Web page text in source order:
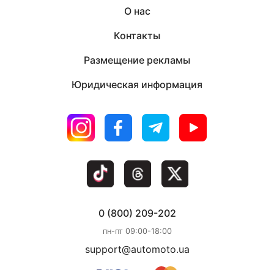
О нас
Контакты
Размещение рекламы
Юридическая информация
0 (800) 209-202
пн-пт 09:00-18:00
support@automoto.ua